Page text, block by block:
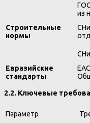
из
Строительные
нормы
Евразийские
стандарты
2.2. Ключевые
Параметр